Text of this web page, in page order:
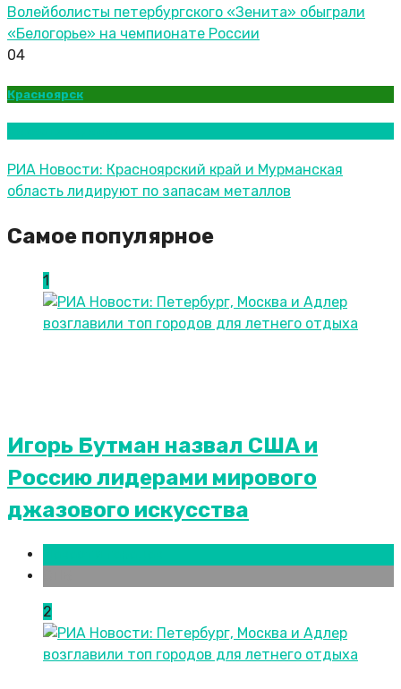
Волейболисты петербургского «Зенита» обыграли
«Белогорье» на чемпионате России
04
Красноярск
РИА Новости: Красноярский край и Мурманская
область лидируют по запасам металлов
Самое популярное
1
Игорь Бутман назвал США и
Россию лидерами мирового
джазового искусства
2